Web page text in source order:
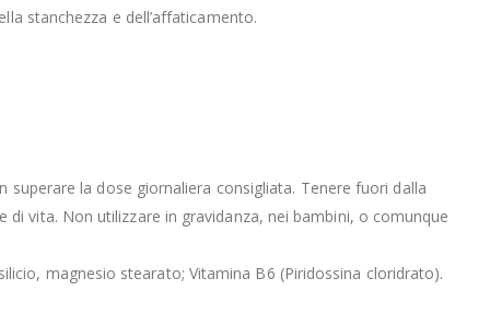
stanchezza e dell’affaticamento.
la dose giornaliera consigliata. Tenere fuori dalla
vita. Non utilizzare in gravidanza, nei bambini, o comunque
magnesio stearato; Vitamina B6 (Piridossina cloridrato).